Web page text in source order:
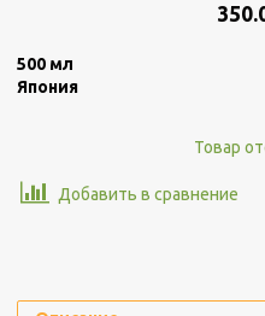
500 мл
Япония
Товар
Добавить в сравнение